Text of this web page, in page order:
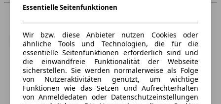
Essentielle Seitenfunktionen
Wir bzw. diese Anbieter nutzen Cookies oder
ähnliche Tools und Technologien, die für die
essentielle Seitenfunktionen erforderlich sind und
die einwandfreie Funktionalität der Webseite
sicherstellen. Sie werden normalerweise als Folge
von Nutzeraktivitäten genutzt, um wichtige
Funktionen wie das Setzen und Aufrechterhalten
von Anmeldedaten oder Datenschutzeinstellungen